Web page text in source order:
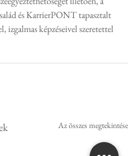
és KarrierPONT tapasztalt
izgalmas képzéseivel szeretettel
Az összes megtekintése